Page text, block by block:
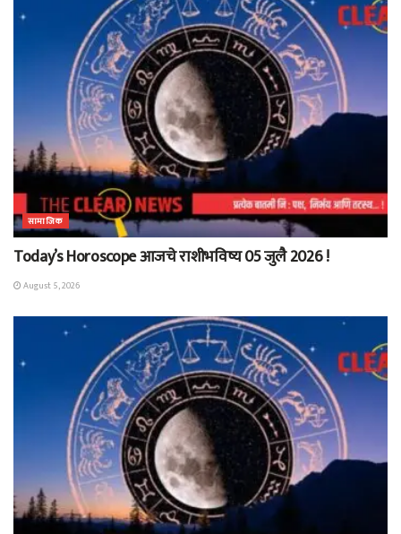
सामाजिक
Today’s Horoscope आजचे राशीभविष्य 05 जुलै 2026 !
August 5, 2026